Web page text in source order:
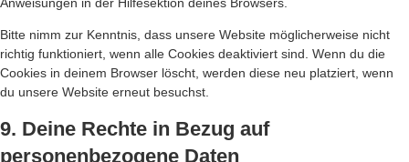
Bitte nimm zur Kenntnis, dass unsere Website möglicherweise nicht
richtig funktioniert, wenn alle Cookies deaktiviert sind. Wenn du die
Cookies in deinem Browser löscht, werden diese neu platziert, wenn
du unsere Website erneut besuchst.
9. Deine Rechte in Bezug auf
personenbezogene Daten